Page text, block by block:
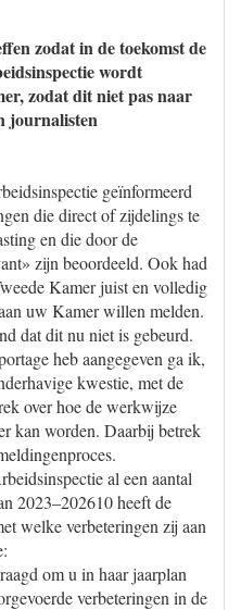
zodat in de toekomst de
wordt
zodat dit niet pas naar
journalisten
geïnformeerd
die direct of zijdelings te
en die door de
zijn beoordeeld. Ook had
Kamer juist en volledig
uw Kamer willen melden.
dat dit nu niet is gebeurd.
heb aangegeven ga ik,
kwestie, met de
over hoe de werkwijze
kan worden. Daarbij betrek
al een aantal
2023–202610 heeft de
welke verbeteringen zij aan
om u in haar jaarplan
verbeteringen in de